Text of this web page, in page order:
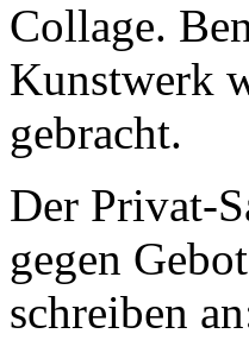
Collage.
Kunstwerk
gebracht.
Der Privat-
gegen
schreiben